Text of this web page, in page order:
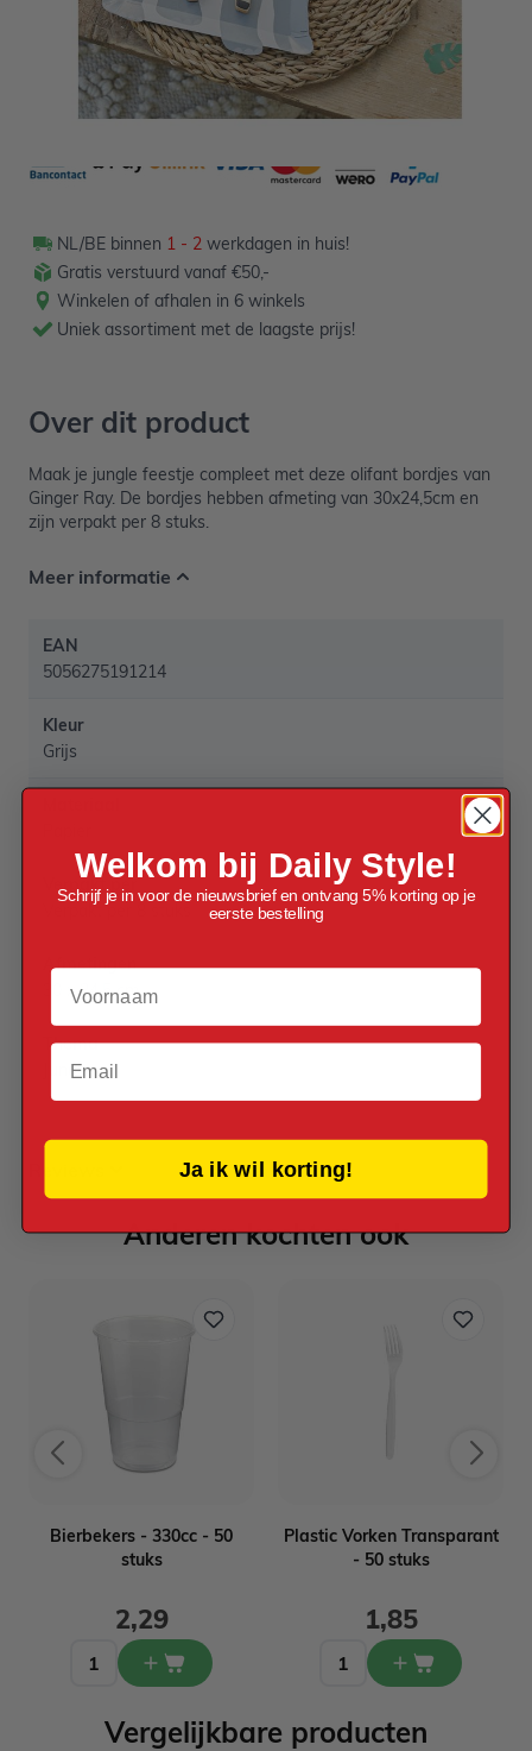
NL/BE binnen 1 - 2 werkdagen in huis!
Gratis verstuurd vanaf €50,-
Winkelen of afhalen in 6 winkels
Uniek assortiment met de laagste prijs!
Over dit product
Maak je jungle feestje compleet met deze olifant bordjes van
Ginger Ray. De bordjes hebben afmeting van 30x24,5cm en
zijn verpakt per 8 stuks.
Meer informatie
EAN
5056275191214
Kleur
Grijs
Verpakt per
Verpakt per 8 stuks
Afmetingen
30 x 24,5 cm
Thema
Jungle
Anderen kochten ook
Bierbekers - 330cc - 50
stuks
2,29
Plastic Vorken Transparant
- 50 stuks
1,85
Vergelijkbare producten
Welkom bij Daily Style!
Schrijf je in voor de nieuwsbrief en ontvang 5% korting op je
eerste bestelling
Voornaam
Email
Ja ik wil korting!